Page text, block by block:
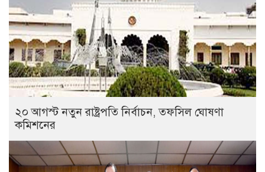
২০ আগস্ট নতুন রাষ্ট্রপতি নির্বাচন, তফসিল ঘোষণা
কমিশনের